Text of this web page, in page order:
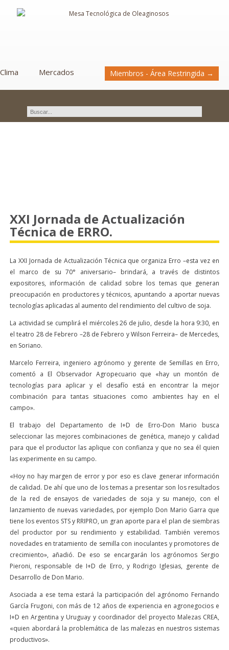
Clima Mercados Miembros - Área Restringida →
XXI Jornada de Actualización
Técnica de ERRO.
La XXI Jornada de Actualización Técnica que organiza Erro –esta vez en
el marco de su 70° aniversario– brindará, a través de distintos
expositores, información de calidad sobre los temas que generan
preocupación en productores y técnicos, apuntando a aportar nuevas
tecnologías aplicadas al aumento del rendimiento del cultivo de soja.
La actividad se cumplirá el miércoles 26 de julio, desde la hora 9:30, en
el teatro 28 de Febrero –28 de Febrero y Wilson Ferreira– de Mercedes,
en Soriano.
Marcelo Ferreira, ingeniero agrónomo y gerente de Semillas en Erro,
comentó a El Observador Agropecuario que «hay un montón de
tecnologías para aplicar y el desafío está en encontrar la mejor
combinación para tantas situaciones como ambientes hay en el
campo».
El trabajo del Departamento de I+D de Erro-Don Mario busca
seleccionar las mejores combinaciones de genética, manejo y calidad
para que el productor las aplique con confianza y que no sea él quien
las experimente en su campo.
«Hoy no hay margen de error y por eso es clave generar información
de calidad. De ahí que uno de los temas a presentar son los resultados
de la red de ensayos de variedades de soja y su manejo, con el
lanzamiento de nuevas variedades, por ejemplo Don Mario Garra que
tiene los eventos STS y RRIPRO, un gran aporte para el plan de siembras
del productor por su rendimiento y estabilidad. También veremos
novedades en tratamiento de semilla con inoculantes y promotores de
crecimiento», añadió. De eso se encargarán los agrónomos Sergio
Pieroni, responsable de I+D de Erro, y Rodrigo Iglesias, gerente de
Desarrollo de Don Mario.
Asociada a ese tema estará la participación del agrónomo Fernando
García Frugoni, con más de 12 años de experiencia en agronegocios e
I+D en Argentina y Uruguay y coordinador del proyecto Malezas CREA,
«quien abordará la problemática de las malezas en nuestros sistemas
productivos».